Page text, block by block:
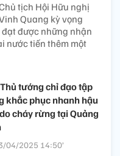
tịch Hội Hữu nghị
Quang kỳ vọng
được những nhận
nước tiến thêm một
tướng chỉ đạo tập
khắc phục nhanh hậu
cháy rừng tại Quảng
04/2025 14:50’